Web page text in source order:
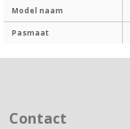
Model naam
Pasmaat
Contact